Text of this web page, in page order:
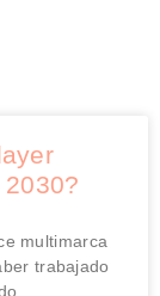
multimarca
trabajado